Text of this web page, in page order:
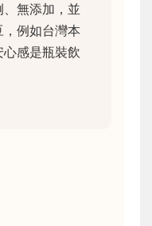
無添加，並
，例如台灣本
感是瓶裝飲